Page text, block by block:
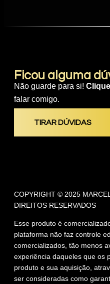
Ficou alguma
Não guarde para si!
falar comigo.
TIRAR DÚVIDAS
COPYRIGHT © 2025
DIREITOS RESERVADOS
Esse produto é
plataforma não faz controle
comercializados, tão menos
experiência daqueles que os
produto e sua aquisição,
ser consideradas como